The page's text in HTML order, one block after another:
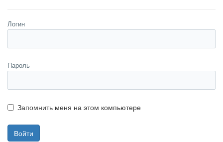
Логин
Пароль
Запомнить меня на этом компьютере